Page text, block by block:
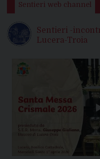
Sentieri web channel
Sentieri -
Lucera-Troia